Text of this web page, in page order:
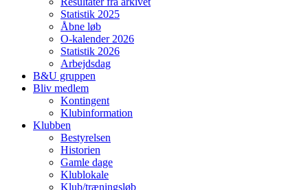
Statistik 2025
Åbne løb
O-kalender 2026
Statistik 2026
Arbejdsdag
B&U gruppen
Bliv medlem
Kontingent
Klubinformation
Klubben
Bestyrelsen
Historien
Gamle dage
Klublokale
Klub/træningsløb